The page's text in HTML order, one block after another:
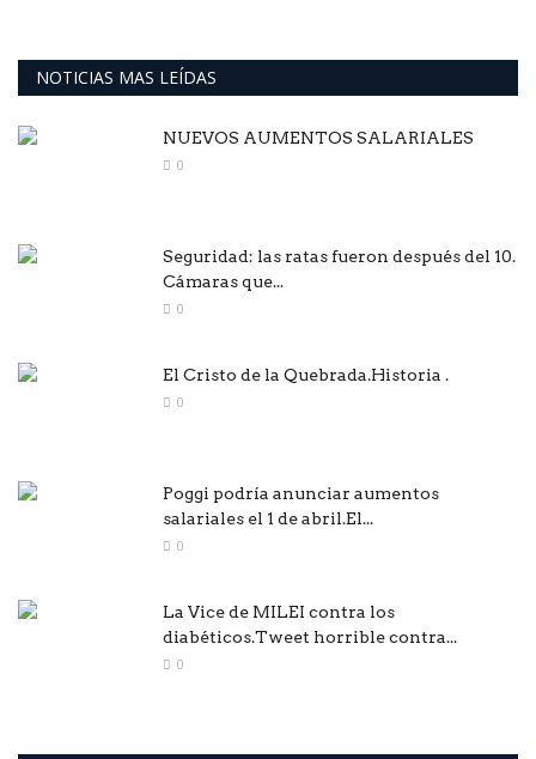
NOTICIAS MAS LEÍDAS
NUEVOS AUMENTOS SALARIALES
0
Seguridad: las ratas fueron después del 10.
Cámaras que...
0
El Cristo de la Quebrada.Historia .
0
Poggi podría anunciar aumentos
salariales el 1 de abril.El...
0
La Vice de MILEI contra los
diabéticos.Tweet horrible contra...
0